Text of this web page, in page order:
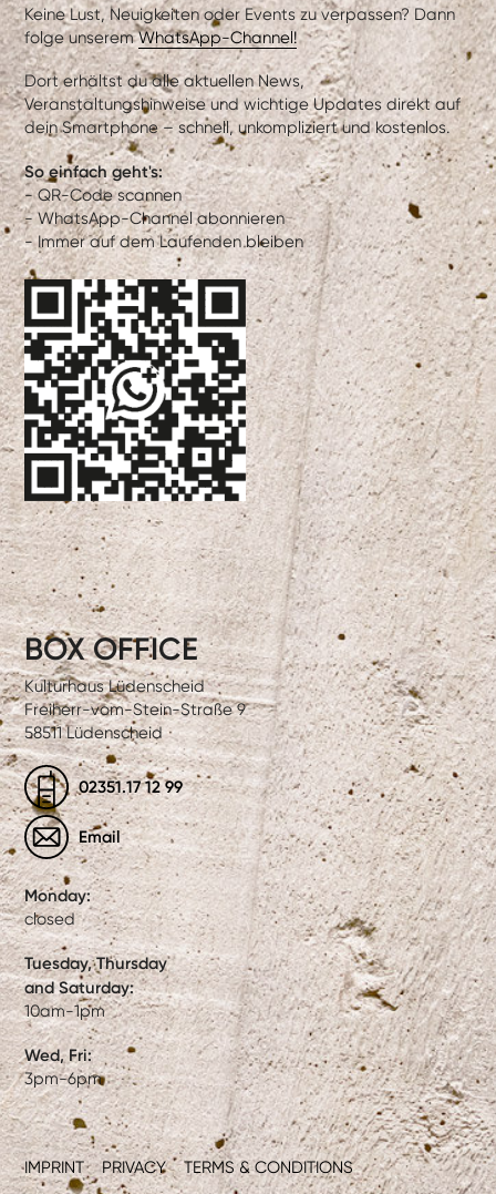
Keine Lust, Neuigkeiten oder Events zu verpassen? Dann
folge unseremWhatsApp-Channel!
Dort erhältst du alle aktuellen News,
Veranstaltungshinweise und wichtige Updates direkt auf
dein Smartphone – schnell, unkompliziert und kostenlos.
So einfach geht's:
- QR-Code scannen
- WhatsApp-Channel abonnieren
- Immer auf dem Laufenden bleiben
IMPRINT PRIVACY TERMS & CONDITIONS
BOX OFFICE
Kulturhaus Lüdenscheid
Freiherr-vom-Stein-Straße 9
58511 Lüdenscheid
02351.17 12 99
Email
Monday:
closed
Tuesday, Thursday
and Saturday:
10am-1pm
Wed, Fri:
3pm-6pm